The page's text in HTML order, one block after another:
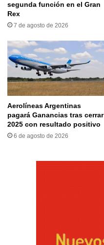
segunda función en el Gran
Rex
7 de agosto de 2026
Aerolíneas Argentinas
pagará Ganancias tras cerrar
2025 con resultado positivo
6 de agosto de 2026